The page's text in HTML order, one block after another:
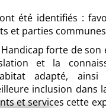
été identifiés :
et parties
Handicap forte de
et la
adapté, ainsi
inclusion dans
et services cette